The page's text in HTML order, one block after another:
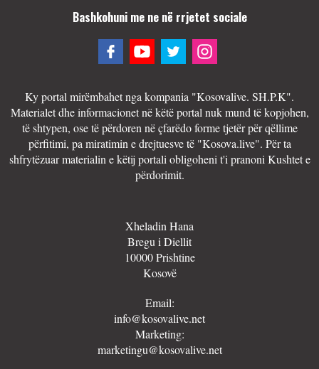
Bashkohuni me ne në rrjetet sociale
Ky portal mirëmbahet nga kompania "Kosovalive. SH.P.K".
Materialet dhe informacionet në këtë portal nuk mund të kopjohen,
të shtypen, ose të përdoren në çfarëdo forme tjetër për qëllime
përfitimi, pa miratimin e drejtuesve të "Kosova.live". Për ta
shfrytëzuar materialin e këtij portali obligoheni t'i pranoni Kushtet e
përdorimit.
Xheladin Hana
Bregu i Diellit
10000 Prishtine
Kosovë
Email:
info@kosovalive.net
Marketing:
marketingu@kosovalive.net